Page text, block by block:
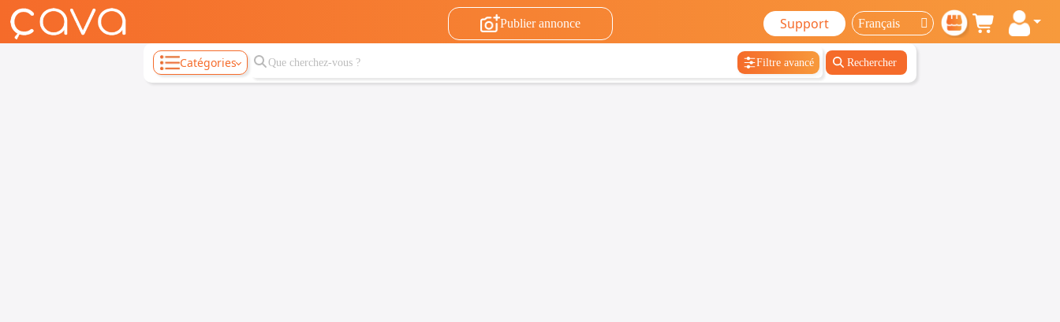
Publier annonce Support
Catégories Filtre avancé Rechercher